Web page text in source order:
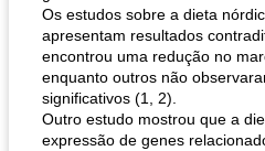
Os estudos sobre a dieta
apresentam resultados
encontrou uma redução no
enquanto outros não
significativos (1, 2).
Outro estudo mostrou que a
expressão de genes